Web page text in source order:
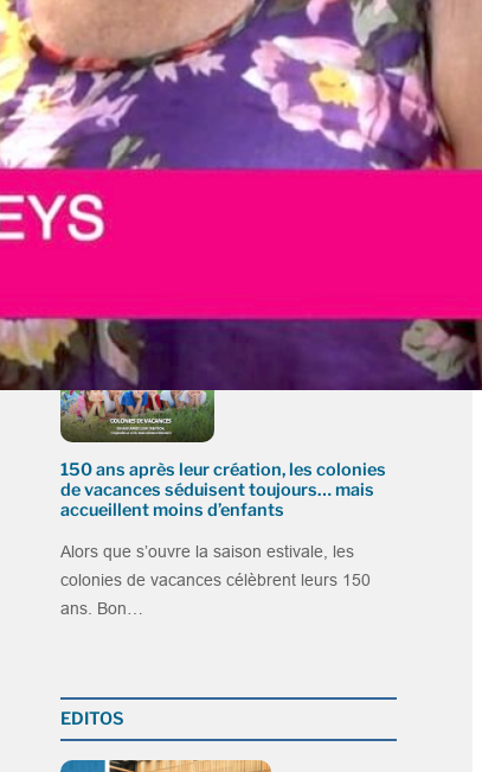
Groupe SOS : nouvelle gouvernance,
ambitions renforcées… et prise de
position sans ambiguïté contre le RN
Quarante ans après sa création, le Groupe
150 ans après leur création, les colonies
de vacances séduisent toujours… mais
accueillent moins d’enfants
Alors que s’ouvre la saison estivale, les
colonies de vacances célèbrent leurs 150
ans. Bon…
EDITOS